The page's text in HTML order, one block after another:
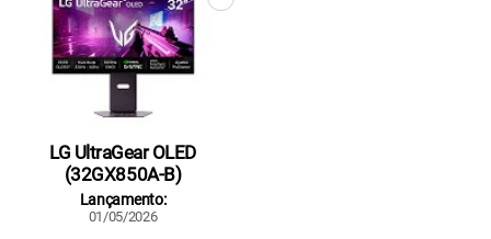
LG UltraGear OLED
(32GX850A-B)
Lançamento:
01/05/2026